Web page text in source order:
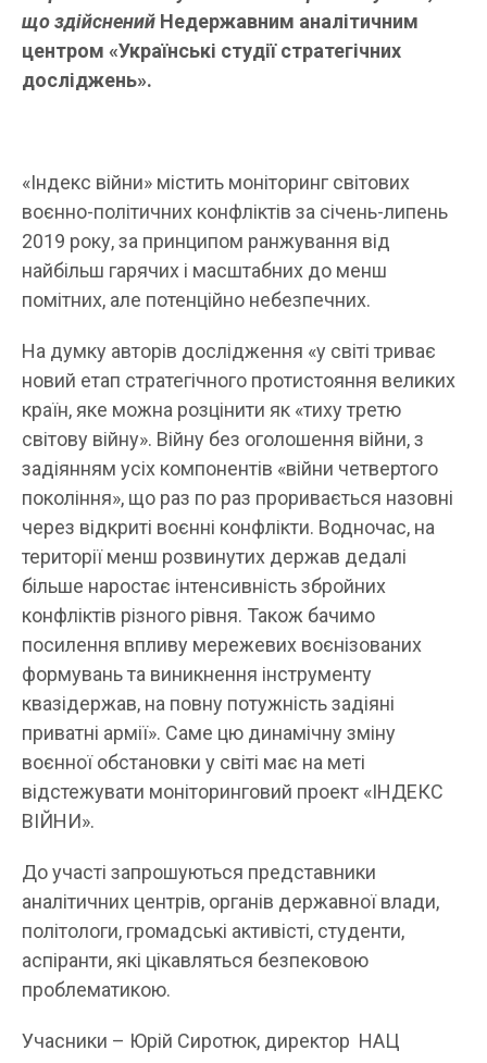
що здійснений Недержавним аналітичним
центром «Українські студії стратегічних
досліджень».
«Індекс війни» містить моніторинг світових
воєнно-політичних конфліктів за січень-липень
2019 року, за принципом ранжування від
найбільш гарячих і масштабних до менш
помітних, але потенційно небезпечних.
На думку авторів дослідження «у світі триває
новий етап стратегічного протистояння великих
країн, яке можна розцінити як «тиху третю
світову війну». Війну без оголошення війни, з
задіянням усіх компонентів «війни четвертого
покоління», що раз по раз проривається назовні
через відкриті воєнні конфлікти. Водночас, на
території менш розвинутих держав дедалі
більше наростає інтенсивність збройних
конфліктів різного рівня. Також бачимо
посилення впливу мережевих воєнізованих
формувань та виникнення інструменту
квазідержав, на повну потужність задіяні
приватні армії». Саме цю динамічну зміну
воєнної обстановки у світі має на меті
відстежувати моніторинговий проект «ІНДЕКС
ВІЙНИ».
До участі запрошуються представники
аналітичних центрів, органів державної влади,
політологи, громадські активісті, студенти,
аспіранти, які цікавляться безпековою
проблематикою.
Учасники – Юрій Сиротюк, директор НАЦ